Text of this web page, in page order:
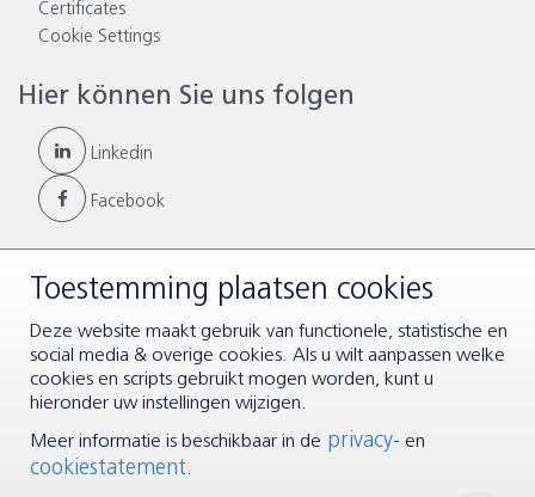
Certificates
Cookie Settings
Hier können Sie uns folgen
Linkedin
Facebook
© Copyright 2026 | Allgemeinen Geschäftsbedingungen |
Disclaimer & Datenschutz
Toestemming plaatsen cookies
Deze website maakt gebruik van functionele, statistische en
social media & overige cookies. Als u wilt aanpassen welke
cookies en scripts gebruikt mogen worden, kunt u
hieronder uw instellingen wijzigen.
Meer informatie is beschikbaar in de privacy- en
cookiestatement.